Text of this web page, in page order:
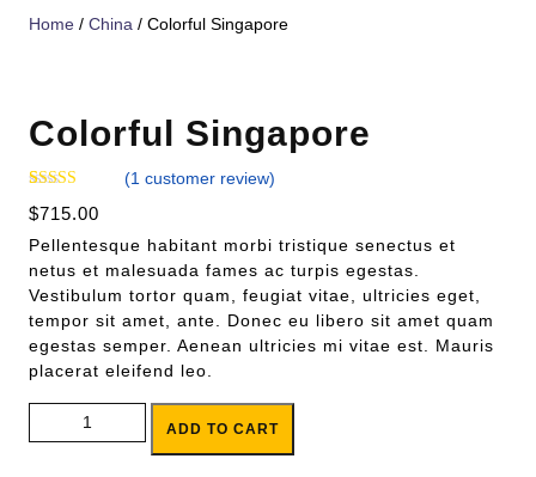
Home / China / Colorful Singapore
Colorful Singapore
Rated
3.00
out of 5
based
on
1
custom
er
rating
(1 customer review)
$715.00
Pellentesque habitant morbi tristique senectus et
netus et malesuada fames ac turpis egestas.
Vestibulum tortor quam, feugiat vitae, ultricies eget,
tempor sit amet, ante. Donec eu libero sit amet quam
egestas semper. Aenean ultricies mi vitae est. Mauris
placerat eleifend leo.
ADD TO CART